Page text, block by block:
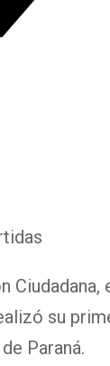
Ciudadana,
su
Paraná.